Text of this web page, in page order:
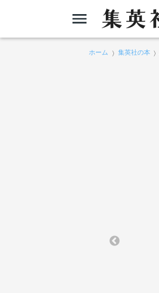
ホーム 集英社の本